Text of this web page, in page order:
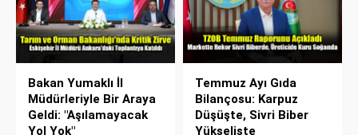
Bakan Yumaklı İl
Müdürleriyle Bir Araya
Geldi: "Aşılamayacak
Yol Yok"
Temmuz Ayı Gıda
Bilançosu: Karpuz
Düşüşte, Sivri Biber
Yükselişte